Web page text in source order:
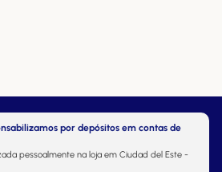
por depósitos em contas de
pessoalmente na loja em Ciudad del Este -